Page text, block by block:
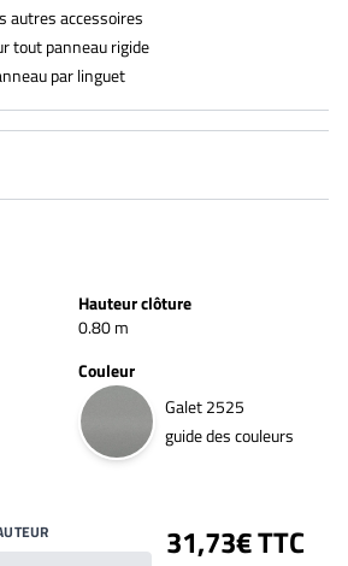
autres accessoires
tout panneau rigide
par linguet
Hauteur clôture
0.80 m
Couleur
Galet 2525
guide des couleurs
31,73€ TTC